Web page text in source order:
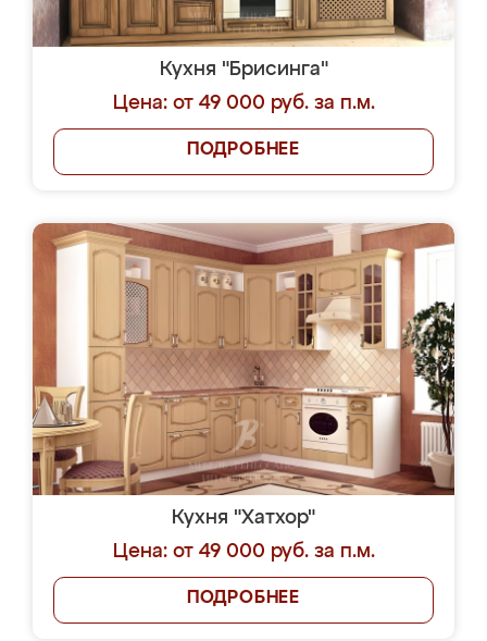
Кухня "Брисинга"
Цена: от 49 000 руб. за п.м.
ПОДРОБНЕЕ
Кухня "Хатхор"
Цена: от 49 000 руб. за п.м.
ПОДРОБНЕЕ